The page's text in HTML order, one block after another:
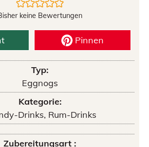
keine Bewertungen
Pinnen
Typ:
Eggnogs
Kategorie:
Drinks, Rum-Drinks
Zubereitungsart :